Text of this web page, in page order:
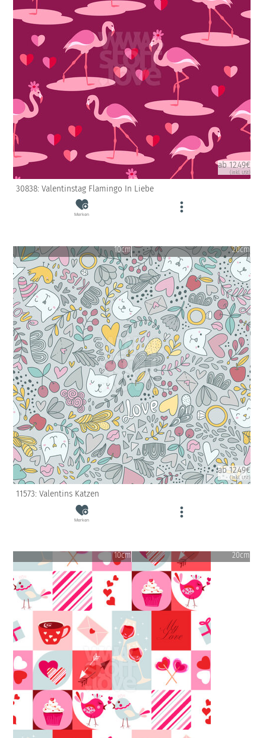
ab 12.49€
(inkl. USt)
30838: Valentinstag Flamingo In Liebe
Merken
10cm 20cm
ab 12.49€
(inkl. USt)
11573: Valentins Katzen
Merken
10cm 20cm